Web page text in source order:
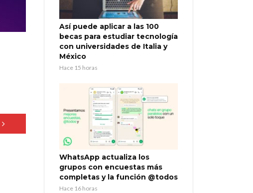
Así puede aplicar a las 100
becas para estudiar tecnología
con universidades de Italia y
México
Hace 15 horas
WhatsApp actualiza los
grupos con encuestas más
completas y la función @todos
Hace 16 horas